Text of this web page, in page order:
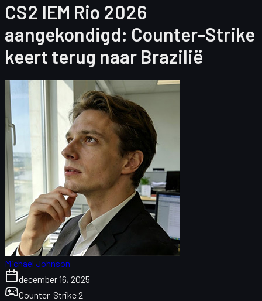
CS2 IEM Rio 2026
aangekondigd: Counter-Strike
keert terug naar Brazilië
Michael Johnson
december 16, 2025
Counter-Strike 2